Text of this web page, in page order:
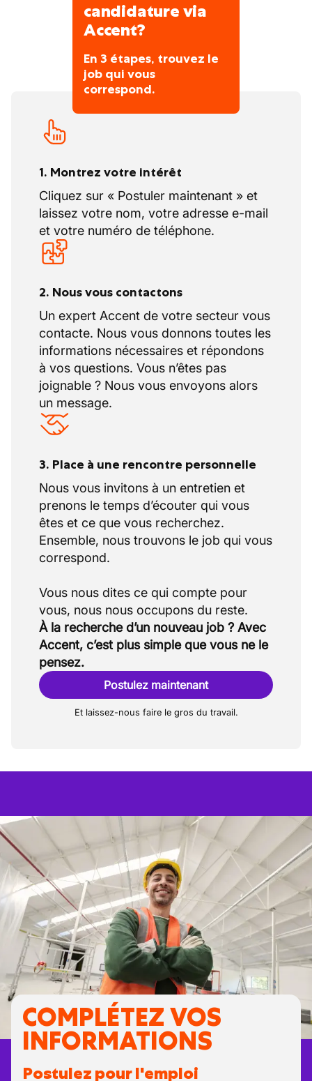
candidature via
Accent?
En 3 étapes, trouvez le
job qui vous
correspond.
1. Montrez votre intérêt
Cliquez sur « Postuler maintenant » et
laissez votre nom, votre adresse e-mail
et votre numéro de téléphone.
2. Nous vous contactons
Un expert Accent de votre secteur vous
contacte. Nous vous donnons toutes les
informations nécessaires et répondons
à vos questions. Vous n’êtes pas
joignable ? Nous vous envoyons alors
un message.
3. Place à une rencontre personnelle
Nous vous invitons à un entretien et
prenons le temps d’écouter qui vous
êtes et ce que vous recherchez.
Ensemble, nous trouvons le job qui vous
correspond.
Vous nous dites ce qui compte pour
À la recherche d’un nouveau job ? Avec
Accent, c’est plus simple que vous ne le
pensez.
Postulez maintenant
Et laissez-nous faire le gros du travail.
COMPLÉTEZ VOS
INFORMATIONS
Postulez pour l'emploi